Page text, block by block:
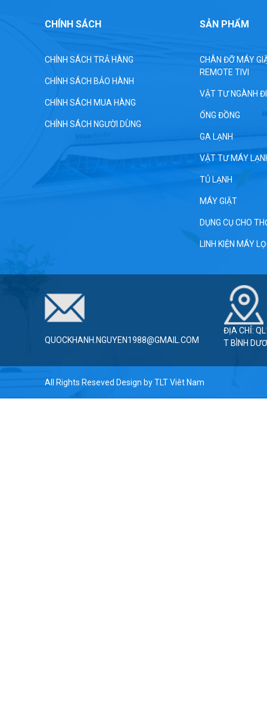
CHÍNH SÁCH
CHÍNH SÁCH TRẢ HÀNG
CHÍNH SÁCH BẢO HÀNH
CHÍNH SÁCH MUA HÀNG
CHÍNH SÁCH NGƯỜI DÙNG
SẢN PHẨM
CHÂN ĐỠ MÁY
REMOTE TIVI
VẬT TƯ NGÀNH
ỐNG ĐỒNG
GA LẠNH
VẬT TƯ MÁY
TỦ LẠNH
MÁY GIẶT
DỤNG CỤ CHO
LINH KIỆN MÁY
QUOCKHANH.NGUYEN1988@GMAIL.COM
ĐỊA CHỈ:
T BÌNH
All Rights Reseved Design byTLT Viêt Nam